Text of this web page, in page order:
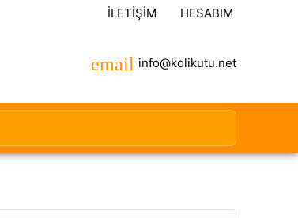
İLETIŞIM HESABIM
info@kolikutu.net